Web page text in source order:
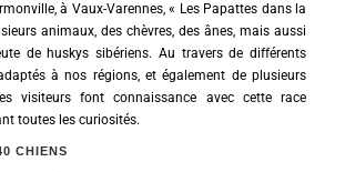
à Vaux-Varennes, « Les Papattes dans la
animaux, des chèvres, des ânes, mais aussi
de huskys sibériens. Au travers de différents
à nos régions, et également de plusieurs
visiteurs font connaissance avec cette race
toutes les curiosités.
CHIENS